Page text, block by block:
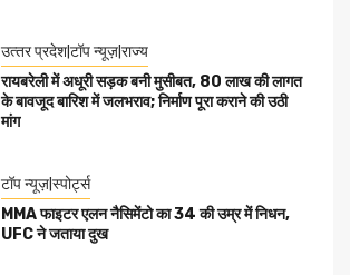
उत्‍तर प्रदेश|टॉप न्यूज़|राज्य
रायबरेली में अधूरी सड़क बनी मुसीबत, 80 लाख की लागत
के बावजूद बारिश में जलभराव; निर्माण पूरा कराने की उठी
मांग
टॉप न्यूज़|स्पोर्ट्स
MMA फाइटर एलन नैसिमेंटो का 34 की उम्र में निधन,
UFC ने जताया दुख